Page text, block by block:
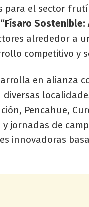
para el sector
“Físaro
alrededor a
competitivo y
en alianza
diversas
Pencahue,
y jornadas de
innovadoras